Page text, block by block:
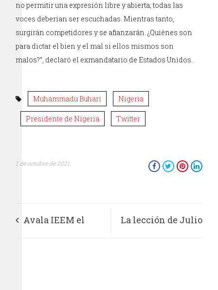
no permitir una expresión libre y abierta; todas las
voces deberían ser escuchadas. Mientras tanto,
surgirán competidores y se afianzarán. ¿Quiénes son
para dictar el bien y el mal si ellos mismos son
malos?”, declaró el exmandatario de Estados Unidos.
Muhammadu Buhari Nigeria
Presidente de Nigeria Twitter
1 de octubre de 2021
Avala IEEM el La lección de Julio